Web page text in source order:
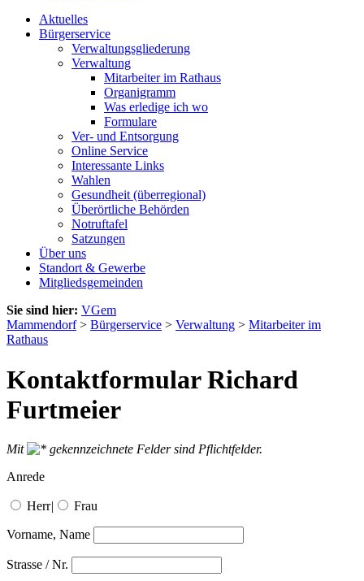
Aktuelles
Bürgerservice
Verwaltungsgliederung
Verwaltung
Mitarbeiter im Rathaus
Organigramm
Was erledige ich wo
Formulare
Ver- und Entsorgung
Online Service
Interessante Links
Wahlen
Gesundheit (überregional)
Überörtliche Behörden
Notruftafel
Satzungen
Über uns
Standort & Gewerbe
Mitgliedsgemeinden
Sie sind hier: VGem
Mammendorf> Bürgerservice > Verwaltung > Mitarbeiter im
Rathaus
Kontaktformular Richard
Furtmeier
Mit
gekennzeichnete Felder sind Pflichtfelder.
Anrede
Herr| Frau
Vorname, Name
Strasse / Nr.